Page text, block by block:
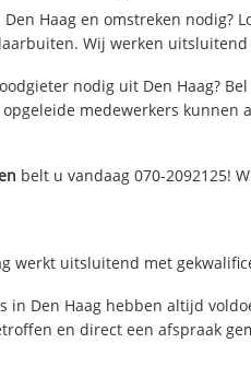
Den Haag en omstreken nodig?
Wij werken
nodig uit Den Haag?
medewerkers
belt u vandaag 070-2092125!
werkt uitsluitend met
in Den Haag hebben altijd
en direct een afspraak